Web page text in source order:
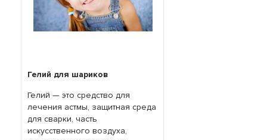
Гелий для шариков
Гелий — это средство для
лечения астмы, защитная среда
для сварки, часть
искусственного воздуха,